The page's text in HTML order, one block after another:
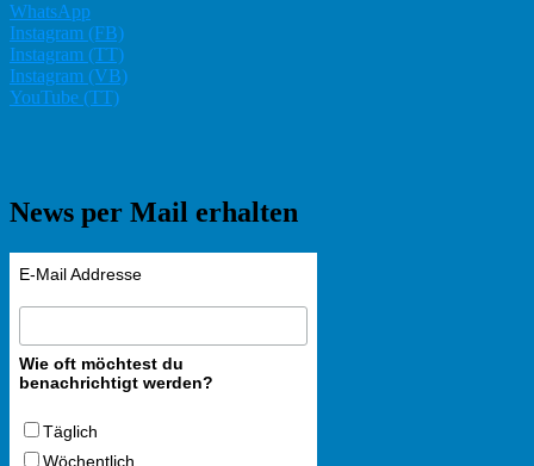
WhatsApp
Instagram (FB)
Instagram (TT)
Instagram (VB)
YouTube (TT)
News per Mail erhalten
E-Mail Addresse
Wie oft möchtest du
benachrichtigt werden?
Täglich
Wöchentlich